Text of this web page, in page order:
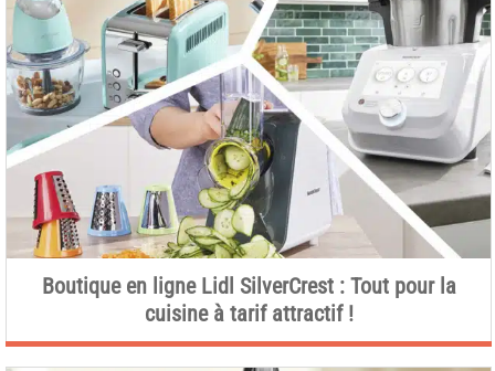
Boutique en ligne Lidl SilverCrest : Tout pour la
cuisine à tarif attractif !